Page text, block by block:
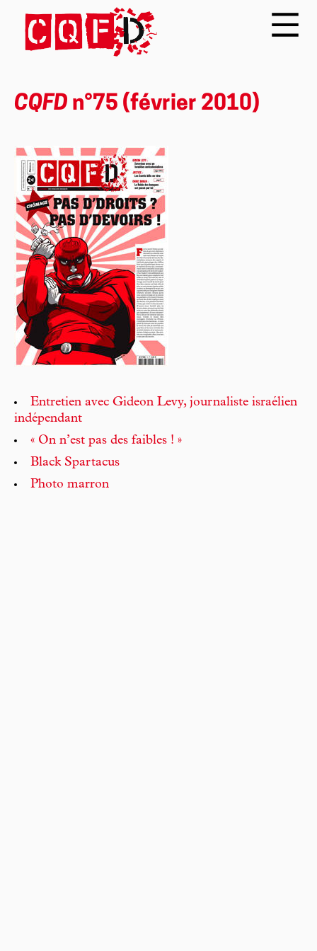
CQFD n°75 (février 2010)
Entretien avec Gideon Levy, journaliste israélien
indépendant
« On n’est pas des faibles ! »
Black Spartacus
Photo marron